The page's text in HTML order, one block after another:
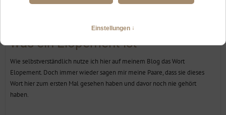
Berghochzeiten erkläre ich euch,
was ein Elopement ist
Wie selbstverständlich nutze ich hier auf meinem Blog das Wort
Elopement. Doch immer wieder sagen mir meine Paare, dass sie dieses
Wort hier zum ersten Mal gesehen haben und davor noch nie gehört
haben.